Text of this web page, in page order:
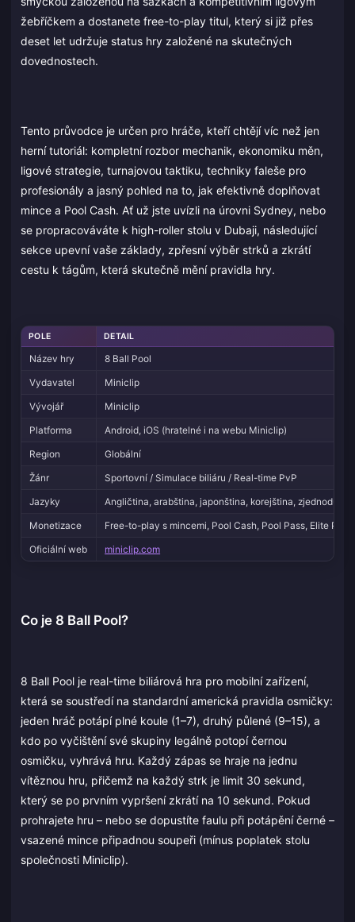
žebříčkem a dostanete free-to-play titul, který si již přes
deset let udržuje status hry založené na skutečných
dovednostech.
Tento průvodce je určen pro hráče, kteří chtějí víc než jen
herní tutoriál: kompletní rozbor mechanik, ekonomiku měn,
ligové strategie, turnajovou taktiku, techniky faleše pro
profesionály a jasný pohled na to, jak efektivně doplňovat
mince a Pool Cash. Ať už jste uvízli na úrovni Sydney, nebo
se propracováváte k high-roller stolu v Dubaji, následující
sekce upevní vaše základy, zpřesní výběr strků a zkrátí
cestu k tágům, která skutečně mění pravidla hry.
POLE DETAIL
Název hry
8 Ball Pool
Vydavatel
Miniclip
Vývojář
Miniclip
Platforma
Android, iOS (hratelné i na webu Miniclip)
Region
Globální
Žánr
Sportovní / Simulace biliáru / Real-time PvP
Jazyky
Angličtina, arabština, japonština, korejština,
Monetizace
Free-to-play s mincemi, Pool Cash, Pool Pass, Elite Pass
Oficiální web
miniclip.com
Co je 8 Ball Pool?
8 Ball Pool je real-time biliárová hra pro mobilní zařízení,
která se soustředí na standardní americká pravidla osmičky:
jeden hráč potápí plné koule (1–7), druhý půlené (9–15), a
kdo po vyčištění své skupiny legálně potopí černou
osmičku, vyhrává hru. Každý zápas se hraje na jednu
vítěznou hru, přičemž na každý strk je limit 30 sekund,
který se po prvním vypršení zkrátí na 10 sekund. Pokud
prohrajete hru – nebo se dopustíte faulu při potápění černé –
vsazené mince připadnou soupeři (mínus poplatek stolu
společnosti Miniclip).